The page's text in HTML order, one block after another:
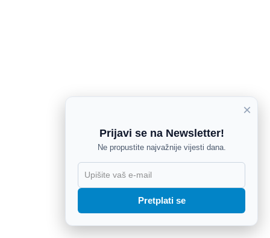
×
Prijavi se na Newsletter!
Ne propustite najvažnije vijesti dana.
Pretplati se